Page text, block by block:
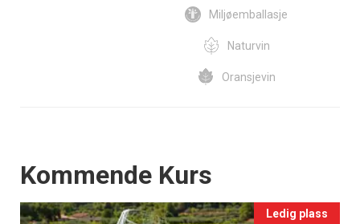
Miljøemballasje
Naturvin
Oransjevin
Events
Kommende Kurs
Ledig plass